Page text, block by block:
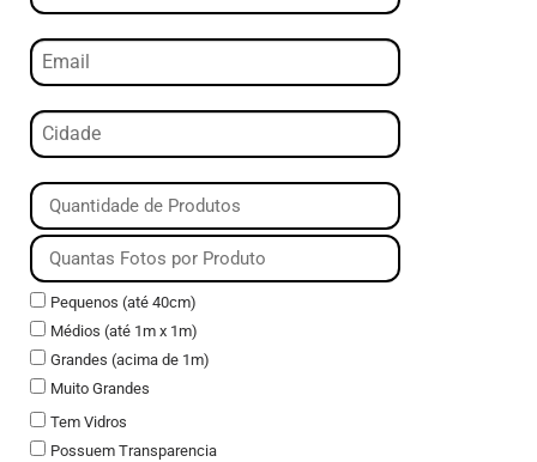
Pequenos (até 40cm)
Médios (até 1m x 1m)
Grandes (acima de 1m)
Muito Grandes
Tem Vidros
Possuem Transparencia